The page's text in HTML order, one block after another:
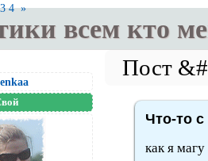
всем кто
3 4 »
Что-то
как я